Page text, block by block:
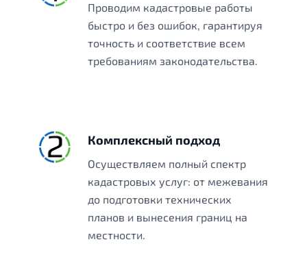
Проводим кадастровые работы
быстро и без ошибок, гарантируя
точность и соответствие всем
требованиям законодательства.
Комплексный подход
Осуществляем полный спектр
кадастровых услуг: от межевания
до подготовки технических
планов и вынесения границ на
местности.